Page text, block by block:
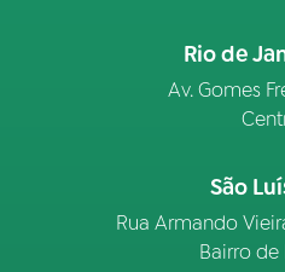
Rio de
Av. Gomes
São
Rua Armando
Bairro de